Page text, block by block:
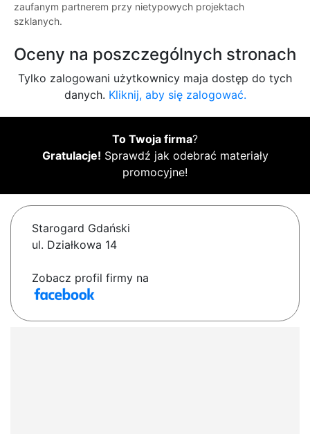
zaufanym partnerem przy nietypowych projektach
szklanych.
Oceny na poszczególnych stronach
Tylko zalogowani użytkownicy maja dostęp do tych
danych. Kliknij, aby się zalogować.
To Twoja firma?
Gratulacje! Sprawdź jak odebrać materiały
promocyjne!
Starogard Gdański
ul. Działkowa 14
Zobacz profil firmy na